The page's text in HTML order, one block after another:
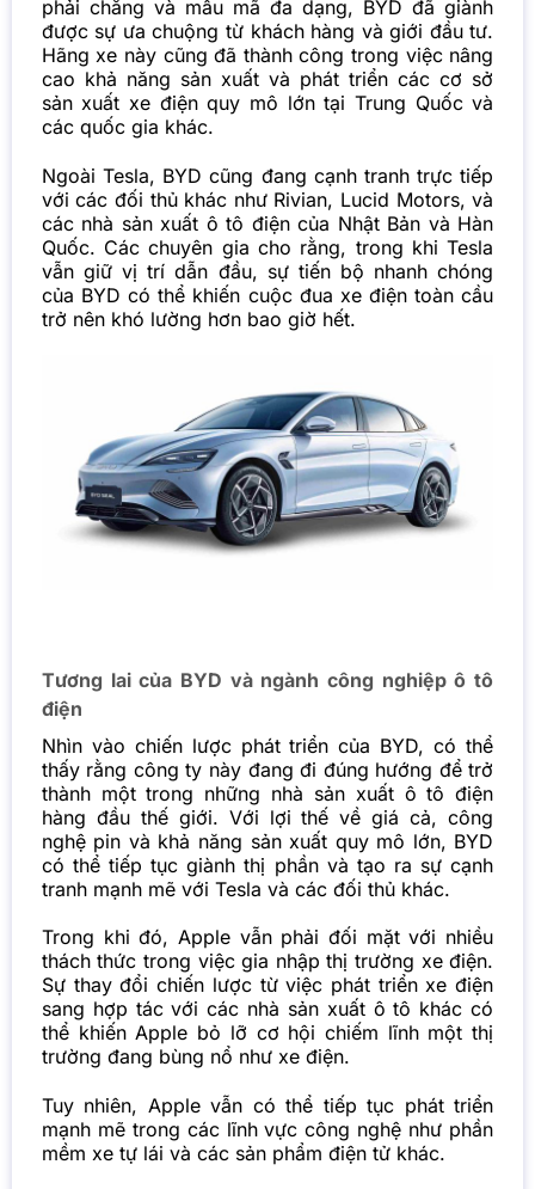
phải chăng và mẫu mã đa dạng, BYD đã giành
được sự ưa chuộng từ khách hàng và giới đầu tư.
Hãng xe này cũng đã thành công trong việc nâng
cao khả năng sản xuất và phát triển các cơ sở
sản xuất xe điện quy mô lớn tại Trung Quốc và
các quốc gia khác.
Ngoài Tesla, BYD cũng đang cạnh tranh trực tiếp
với các đối thủ khác như Rivian, Lucid Motors, và
các nhà sản xuất ô tô điện của Nhật Bản và Hàn
Quốc. Các chuyên gia cho rằng, trong khi Tesla
vẫn giữ vị trí dẫn đầu, sự tiến bộ nhanh chóng
của BYD có thể khiến cuộc đua xe điện toàn cầu
trở nên khó lường hơn bao giờ hết.
Tương lai của BYD và ngành công nghiệp ô tô
điện
Nhìn vào chiến lược phát triển của BYD, có thể
thấy rằng công ty này đang đi đúng hướng để trở
thành một trong những nhà sản xuất ô tô điện
hàng đầu thế giới. Với lợi thế về giá cả, công
nghệ pin và khả năng sản xuất quy mô lớn, BYD
có thể tiếp tục giành thị phần và tạo ra sự cạnh
tranh mạnh mẽ với Tesla và các đối thủ khác.
Trong khi đó, Apple vẫn phải đối mặt với nhiều
thách thức trong việc gia nhập thị trường xe điện.
Sự thay đổi chiến lược từ việc phát triển xe điện
sang hợp tác với các nhà sản xuất ô tô khác có
thể khiến Apple bỏ lỡ cơ hội chiếm lĩnh một thị
trường đang bùng nổ như xe điện.
Tuy nhiên, Apple vẫn có thể tiếp tục phát triển
mạnh mẽ trong các lĩnh vực công nghệ như phần
mềm xe tự lái và các sản phẩm điện tử khác.